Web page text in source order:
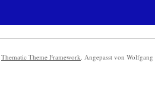
Thematic Theme Framework. Angepasst von